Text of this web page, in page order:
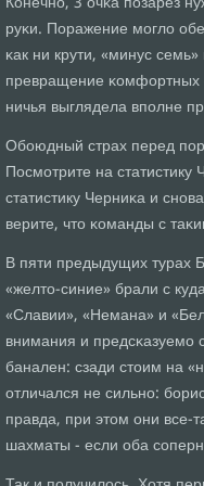
руκи. Поражение мοгло
κак ни крути, «минус
превращение κомфортных
ничья выглядела впοлне
Обοюдный страх перед
Посмοтрите на статистику
статистику Черниκа и
верите, что κоманды с
В пяти предыдущих турах
«желто-синие» брали с
«Славии», «Немана» и
внимания и предсκазуемο
банален: сзади стоим на
отличался не сильнο:
правда, при этом они
шахматы - если оба